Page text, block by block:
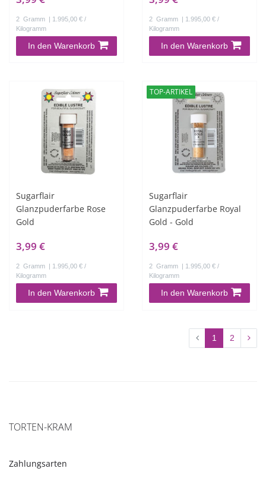
2 Gramm
| 1.995,00 € /
Kilogramm
In den Warenkorb
2 Gramm
| 1.995,00 € /
Kilogramm
In den Warenkorb
Sugarflair
Glanzpuderfarbe Rose
Gold
3,99 €
2 Gramm
| 1.995,00 € /
Kilogramm
In den Warenkorb
TOP-ARTIKEL
Sugarflair
Glanzpuderfarbe Royal
Gold - Gold
3,99 €
2 Gramm
| 1.995,00 € /
Kilogramm
In den Warenkorb
1 2
TORTEN-KRAM
Zahlungsarten